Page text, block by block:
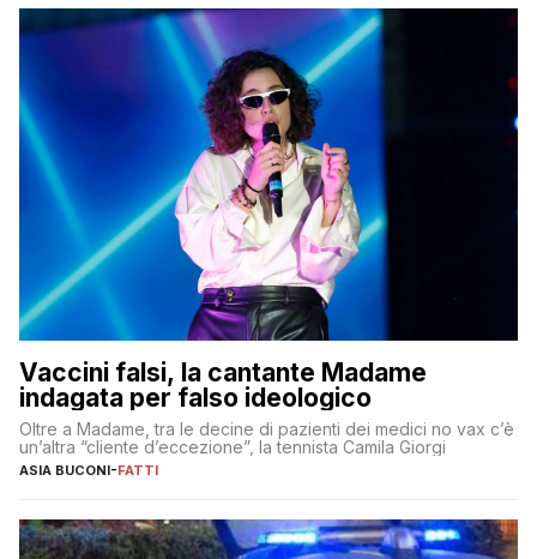
Vaccini falsi, la cantante Madame
indagata per falso ideologico
Oltre a Madame, tra le decine di pazienti dei medici no vax c’è
un’altra “cliente d’eccezione”, la tennista Camila Giorgi
ASIA BUCONI-FATTI